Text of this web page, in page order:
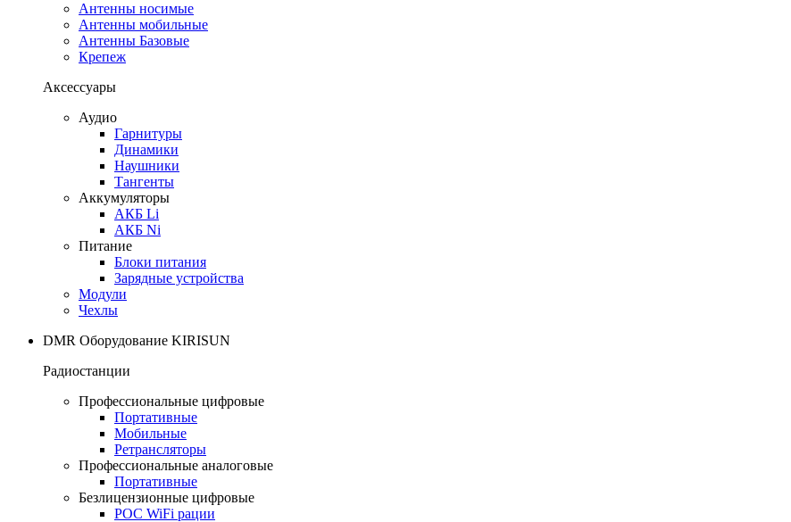
Антенны носимые
Антенны мобильные
Антенны Базовые
Крепеж
Аксессуары
Аудио
Гарнитуры
Динамики
Наушники
Тангенты
Аккумуляторы
АКБ Li
АКБ Ni
Питание
Блоки питания
Зарядные устройства
Модули
Чехлы
DMR Оборудование KIRISUN
Радиостанции
Профессиональные цифровые
Портативные
Мобильные
Ретрансляторы
Профессиональные аналоговые
Портативные
Безлицензионные цифровые
POC WiFi рации